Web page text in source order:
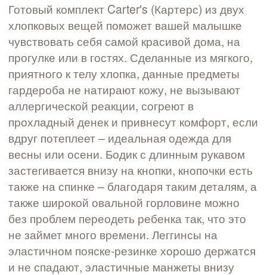
Готовый комплект Carter's (Картерс) из двух
хлопковых вещей поможет вашей малышке
чувствовать себя самой красивой дома, на
прогулке или в гостях. Сделанные из мягкого,
приятного к телу хлопка, данные предметы
гардероба не натирают кожу, не вызывают
аллергической реакции, согреют в
прохладный денек и привнесут комфорт, если
вдруг потеплеет – идеальная одежда для
весны или осени. Бодик с длинным рукавом
застегивается внизу на кнопки, кнопочки есть
также на спинке – благодаря таким деталям, а
также широкой овальной горловине можно
без проблем переодеть ребенка так, что это
не займет много времени. Леггинсы на
эластичном пояске-резинке хорошо держатся
и не спадают, эластичные манжеты внизу